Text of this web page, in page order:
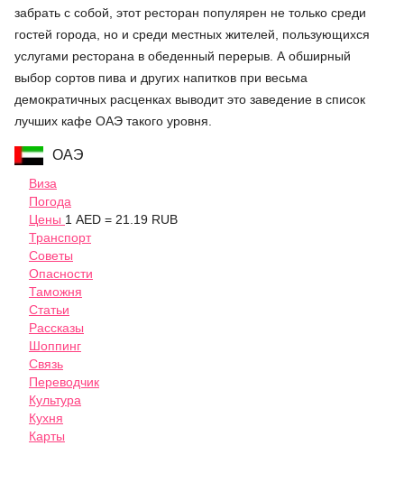
забрать с собой, этот ресторан популярен не только среди
гостей города, но и среди местных жителей, пользующихся
услугами ресторана в обеденный перерыв. А обширный
выбор сортов пива и других напитков при весьма
демократичных расценках выводит это заведение в список
лучших кафе ОАЭ такого уровня.
ОАЭ
Виза
Погода
Цены 1 AED = 21.19 RUB
Транспорт
Советы
Опасности
Таможня
Статьи
Рассказы
Шоппинг
Связь
Переводчик
Культура
Кухня
Карты